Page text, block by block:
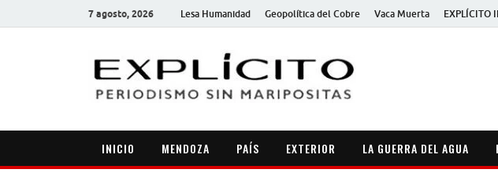
7 agosto, 2026 Lesa Humanidad Geopolítica del Cobre Vaca Muerta EXPLÍCITO
INICIO MENDOZA PAÍS EXTERIOR LA GUERRA DEL AGUA